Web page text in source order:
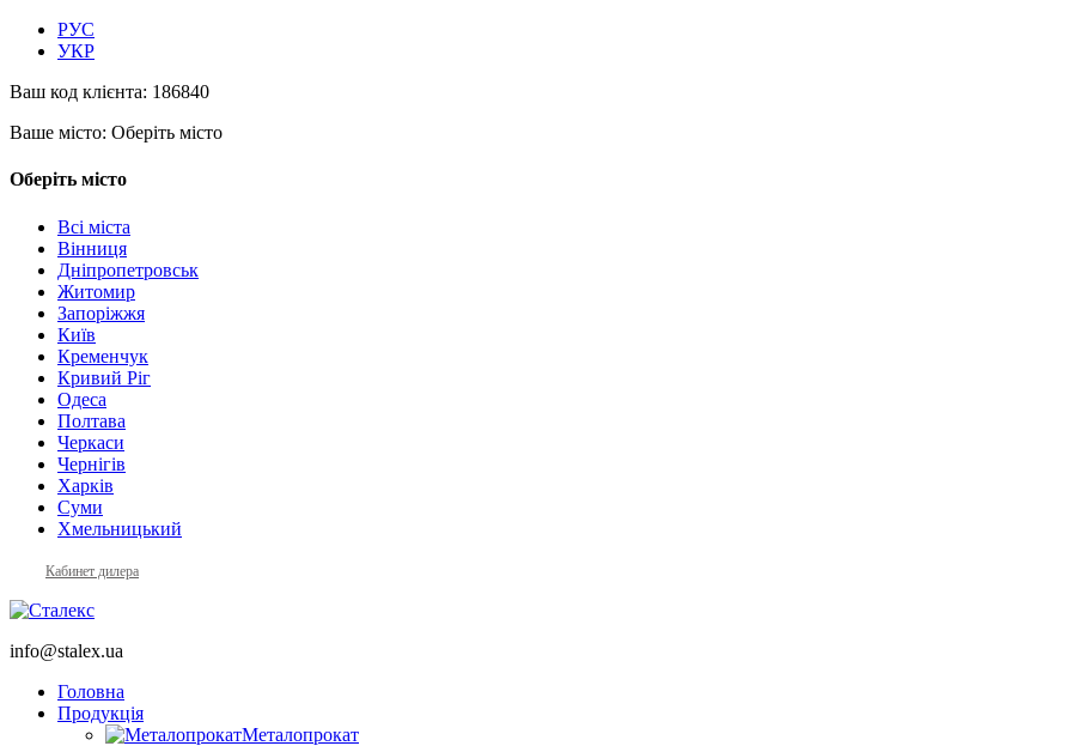
РУС
УКР
Ваш код клієнта: 186840
Ваше місто: Оберіть місто
Оберіть місто
Всі міста
Вінниця
Дніпропетровськ
Житомир
Запоріжжя
Київ
Кременчук
Кривий Ріг
Одеса
Полтава
Черкаси
Чернігів
Харків
Суми
Хмельницький
Кабинет дилера
info@stalex.ua
Головна
Продукція
Металопрокат